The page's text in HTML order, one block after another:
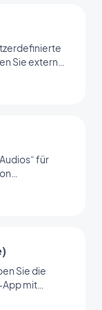
Sie externe
für
Feed.
Sie die
mit